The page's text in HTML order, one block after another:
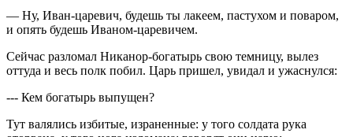
— Ну, Иван-царевич, будешь ты лакеем, пастухом и поваром,
и опять будешь Иваном-царевичем.
Сейчас разломал Никанор-богатырь свою темницу, вылез
оттуда и весь полк побил. Царь пришел, увидал и ужаснулся:
--- Кем богатырь выпущен?
Тут валялись избитые, израненные: у того солдата рука